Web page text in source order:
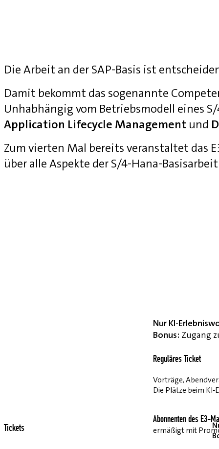
Die Arbeit an der SAP-Basis ist
Damit bekommt das sogenannte
Unhabhängig vom Betriebsmodell eines
Application Lifecycle Management und
Zum vierten Mal bereits veranstaltet das
über alle Aspekte der S/4-Hana-
Nur KI-
Bonus: Zugang
Reguläres Ticket
Vorträge,
Die Plätze beim
Abonnenten des E3-
ermäßigt mit
Tickets